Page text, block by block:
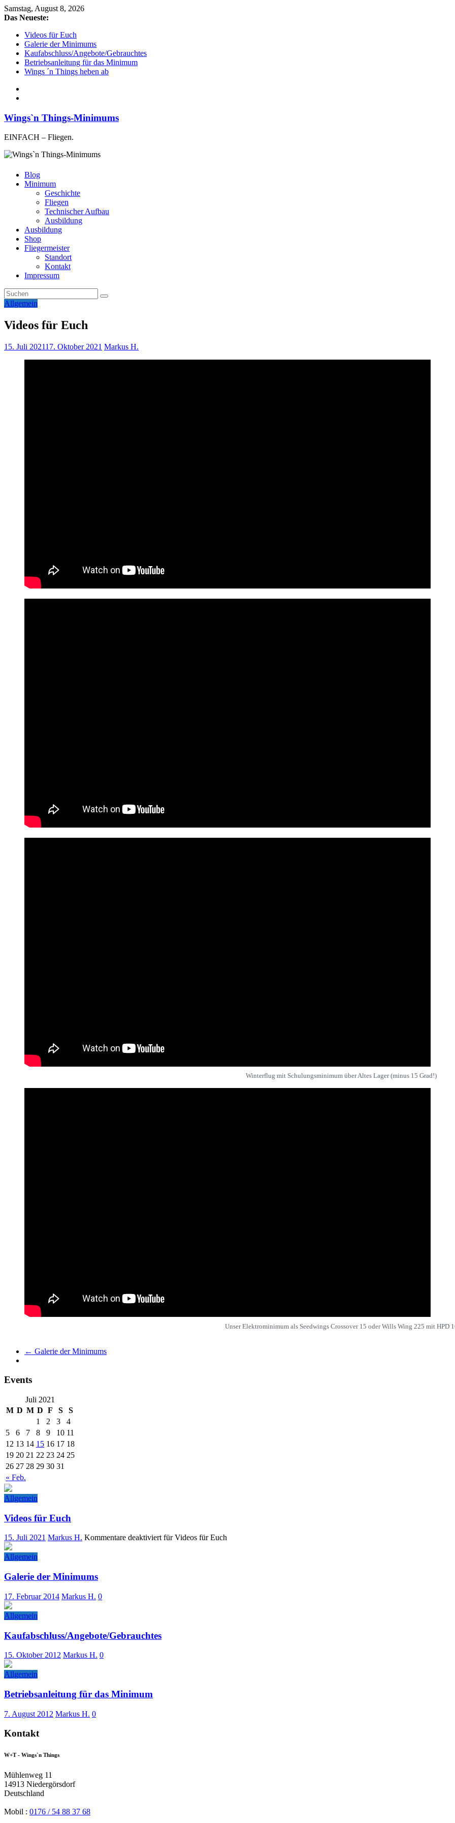
Samstag, August 8, 2026
Das Neueste:
Videos für Euch
Galerie der Minimums
Kaufabschluss/Angebote/Gebrauchtes
Betriebsanleitung für das Minimum
Wings ´n Things heben ab
Wings`n Things-Minimums
EINFACH – Fliegen.
Blog
Minimum
Geschichte
Fliegen
Technischer Aufbau
Ausbildung
Ausbildung
Shop
Fliegermeister
Standort
Kontakt
Impressum
Allgemein
Videos für Euch
15. Juli 202117. Oktober 2021 Markus H.
Winterflug mit Schulungsminimum über Altes Lager (minus 15 Grad!)
Unser Elektrominimum als Seedwings Crossover 15 oder Wills Wing 225 mit HPD
← Galerie der Minimums
Events
Juli 2021
M D M D F S S
« Feb.
1 2 3
4
5
6 7 8 9 10 11
12 13 14 15 16 17 18
19 20 21 22 23 24 25
26 27 28 29 30 31
Allgemein
Videos für Euch
15. Juli 2021 Markus H. Kommentare deaktiviert für Videos für Euch
Allgemein
Galerie der Minimums
17. Februar 2014 Markus H. 0
Allgemein
Kaufabschluss/Angebote/Gebrauchtes
15. Oktober 2012 Markus H. 0
Allgemein
Betriebsanleitung für das Minimum
7. August 2012 Markus H. 0
Kontakt
W+T- Wings`n Things
Mühlenweg 11
14913 Niedergörsdorf
Deutschland
Mobil : 0176 / 54 88 37 68